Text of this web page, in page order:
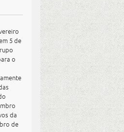
5 de
o
da
de